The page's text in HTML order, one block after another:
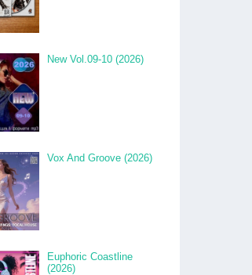
New Vol.09-10 (2026)
Vox And Groove (2026)
Euphoric Coastline
(2026)